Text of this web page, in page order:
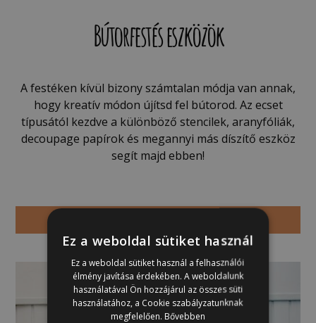
Bútorfestés eszközök
A festéken kívül bizony számtalan módja van annak,
hogy kreatív módon újítsd fel bútorod. Az ecset
típusától kezdve a különböző stencilek, aranyfóliák,
decoupage papírok és megannyi más díszítő eszköz
segít majd ebben!
Ez a weboldal sütiket használ
Ez a weboldal sütiket használ a felhasználói
élmény javítása érdekében. A weboldalunk
használatával Ön hozzájárul az összes süti
használatához, a Cookie szabályzatunknak
megfelelően. Bővebben